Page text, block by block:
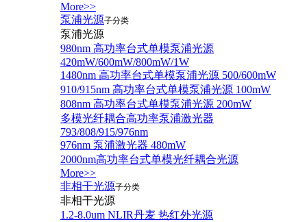
More>>
泵浦光源子分类
泵浦光源
980nm 高功率台式单模泵浦光源
420mW/600mW/800mW/1W
1480nm 高功率台式单模泵浦光源 500/600mW
910/915nm 高功率台式单模泵浦光源 100mW
808nm 高功率台式单模泵浦光源 200mW
多模光纤耦合高功率泵浦激光器
793/808/915/976nm
976nm 泵浦激光器 480mW
2000nm高功率台式单模光纤耦合光源
More>>
非相干光源子分类
非相干光源
1.2-8.0um NLIR丹麦 热红外光源